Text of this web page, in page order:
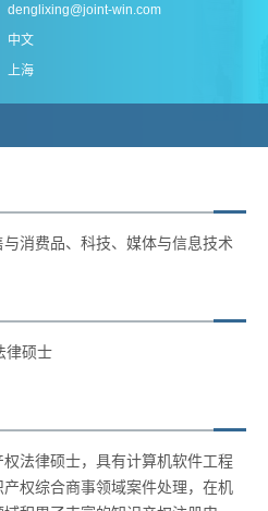
denglixing@joint-win.com
中文
上海
消费品、科技、媒体与信息技术
律硕士
法律硕士，具有计算机软件工程
权综合商事领域案件处理，在机